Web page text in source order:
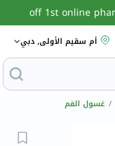
أم سقيم الأولى, دبي
/ غسول الفم